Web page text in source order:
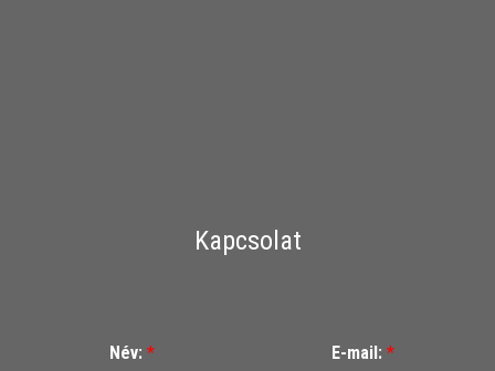
Kapcsolat
Név: * E-mail: *